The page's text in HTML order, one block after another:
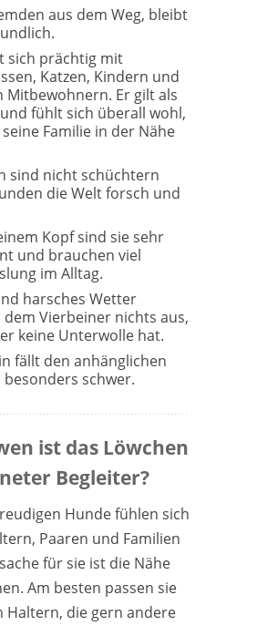
aus dem Weg, bleibt
sich prächtig mit
Katzen, Kindern und
Mitbewohnern. Er gilt als
fühlt sich überall wohl,
Familie in der Nähe
sind nicht schüchtern
die Welt forsch und
Kopf sind sie sehr
und brauchen viel
im Alltag.
harsches Wetter
dem Vierbeiner nichts aus,
keine Unterwolle hat.
fällt den anhänglichen
schwer.
ist das Löwchen
Begleiter?
Hunde fühlen sich
Paaren und Familien
für sie ist die Nähe
Am besten passen sie
Haltern, die gern andere